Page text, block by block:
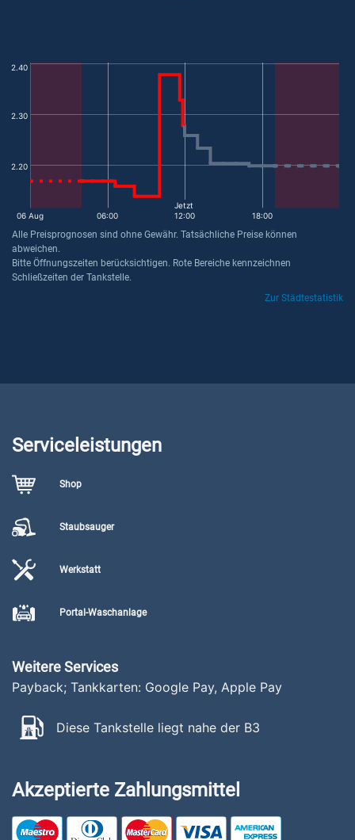
2.20
2.30
2.40
06 Aug 06:00 12:00 18:00
Jetzt
Alle Preisprognosen sind ohne Gewähr. Tatsächliche Preise können
abweichen.
Bitte Öffnungszeiten berücksichtigen. Rote Bereiche kennzeichnen
Schließzeiten der Tankstelle.
Zur Städtestatistik
Serviceleistungen
Shop
Staubsauger
Werkstatt
Portal-Waschanlage
Weitere Services
Payback; Tankkarten: Google Pay, Apple Pay
Diese Tankstelle liegt nahe der B3
Akzeptierte Zahlungsmittel